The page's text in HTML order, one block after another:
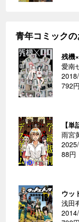
青年コミック
残機
愛南
792
【
雨宮
88円
ウッ
浅田